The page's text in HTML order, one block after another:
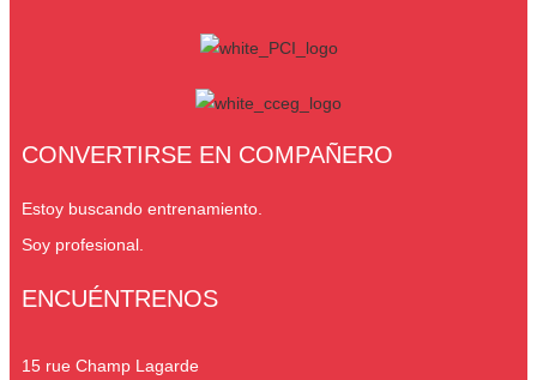
CONVERTIRSE EN COMPAÑERO
Estoy buscando entrenamiento.
Soy profesional.
ENCUÉNTRENOS
15 rue Champ Lagarde